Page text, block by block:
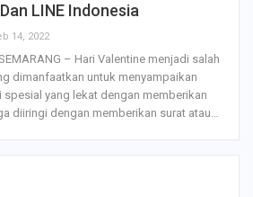
LINE Indonesia
14, 2022
– Hari Valentine menjadi salah
dimanfaatkan untuk menyampaikan
spesial yang lekat dengan memberikan
diiringi dengan memberikan surat atau…